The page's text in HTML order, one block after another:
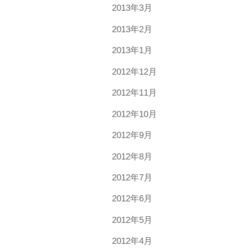
2013年3月
2013年2月
2013年1月
2012年12月
2012年11月
2012年10月
2012年9月
2012年8月
2012年7月
2012年6月
2012年5月
2012年4月